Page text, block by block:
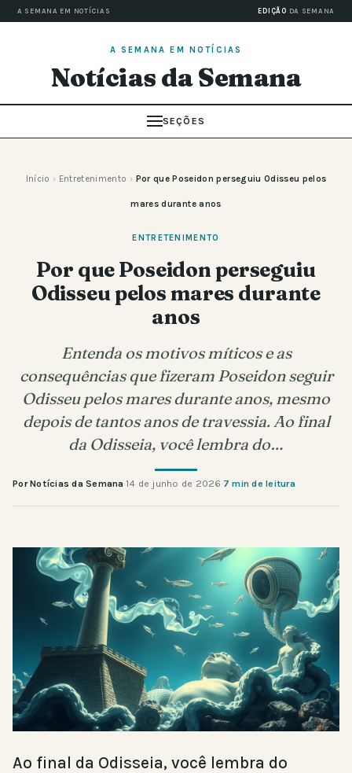
A SEMANA EM NOTÍCIAS EDIÇÃO DA SEMANA
A SEMANA EM NOTÍCIAS
Notícias da Semana
SEÇÕES
Início › Entretenimento › Por que Poseidon perseguiu Odisseu pelos
mares durante anos
ENTRETENIMENTO
Por que Poseidon perseguiu
Odisseu pelos mares durante
anos
Entenda os motivos míticos e as
consequências que fizeram Poseidon seguir
Odisseu pelos mares durante anos, mesmo
depois de tantos anos de travessia. Ao final
da Odisseia, você lembra do…
Por Notícias da Semana·14 de junho de 2026·7 min de leitura
Ao final da Odisseia, você lembra do